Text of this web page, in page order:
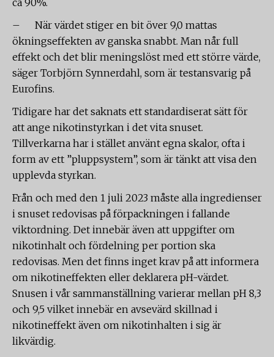
ca 90%.
– När värdet stiger en bit över 9,0 mattas
ökningseffekten av ganska snabbt. Man når full
effekt och det blir meningslöst med ett större värde,
säger Torbjörn Synnerdahl, som är testansvarig på
Eurofins.
Tidigare har det saknats ett standardiserat sätt för
att ange nikotinstyrkan i det vita snuset.
Tillverkarna har i stället använt egna skalor, ofta i
form av ett ”pluppsystem”, som är tänkt att visa den
upplevda styrkan.
Från och med den 1 juli 2023 måste alla ingredienser
i snuset redovisas på förpackningen i fallande
viktordning. Det innebär även att uppgifter om
nikotinhalt och fördelning per portion ska
redovisas. Men det finns inget krav på att informera
om nikotineffekten eller deklarera pH-värdet.
Snusen i vår sammanställning varierar mellan pH 8,3
och 9,5 vilket innebär en avsevärd skillnad i
nikotineffekt även om nikotinhalten i sig är
likvärdig.